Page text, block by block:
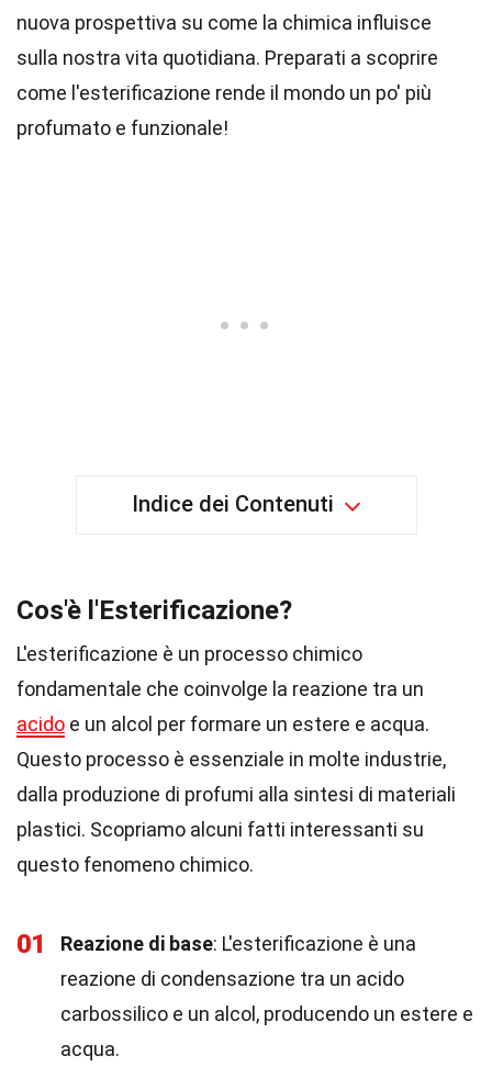
nuova prospettiva su come la chimica influisce
sulla nostra vita quotidiana. Preparati a scoprire
come l'esterificazione rende il mondo un po' più
profumato e funzionale!
Indice dei Contenuti
Cos'è l'Esterificazione?
L'esterificazione è un processo chimico
fondamentale che coinvolge la reazione tra un
acido e un alcol per formare un estere e acqua.
Questo processo è essenziale in molte industrie,
dalla produzione di profumi alla sintesi di materiali
plastici. Scopriamo alcuni fatti interessanti su
questo fenomeno chimico.
01 Reazione di base: L'esterificazione è una
reazione di condensazione tra un acido
carbossilico e un alcol, producendo un estere e
acqua.